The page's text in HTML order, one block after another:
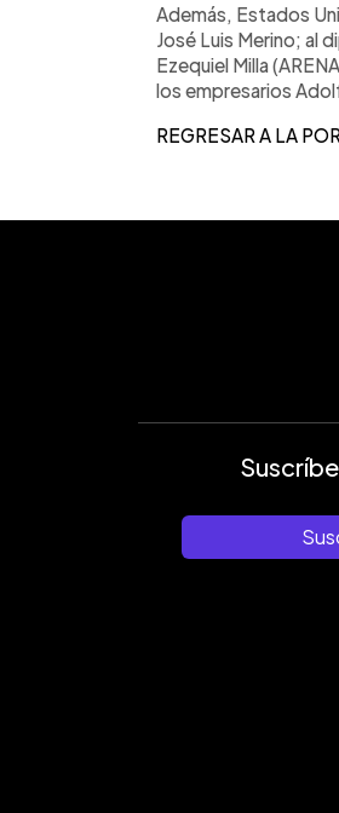
Además, Estados
José Luis Merino; al
Ezequiel Milla
los empresarios
REGRESAR A LA